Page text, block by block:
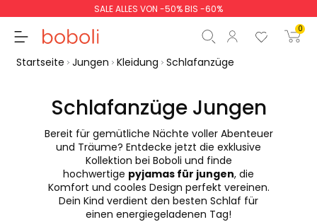
SALE ALLES VON -50% BIS -60%
0
Zwischensumme
Gesamtbetrag
weiter Start der Bestellung
Startseite Jungen Kleidung Schlafanzüge
Schlafanzüge Jungen
Bereit für gemütliche Nächte voller Abenteuer
und Träume? Entdecke jetzt die exklusive
Kollektion bei Boboli und finde
hochwertige pyjamas für jungen, die
Komfort und cooles Design perfekt vereinen.
Dein Kind verdient den besten Schlaf für
einen energiegeladenen Tag!